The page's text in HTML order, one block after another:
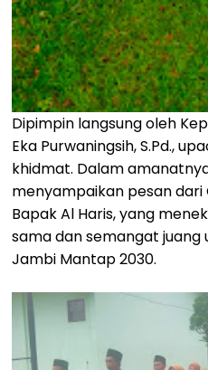
Dipimpin langsung oleh
Eka Purwaningsih, S.Pd.,
khidmat. Dalam
menyampaikan pesan dari
Bapak Al Haris, yang
sama dan semangat juang
Jambi Mantap 2030.